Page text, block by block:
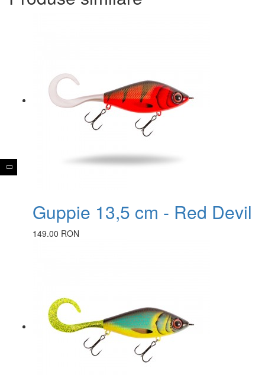
Guppie 13,5 cm - Red Devil
149.00 RON